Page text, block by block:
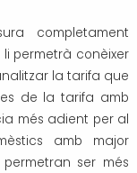
completament
li permetrà conèixer
la tarifa que
de la tarifa amb
més adient per al
amb major
ser més